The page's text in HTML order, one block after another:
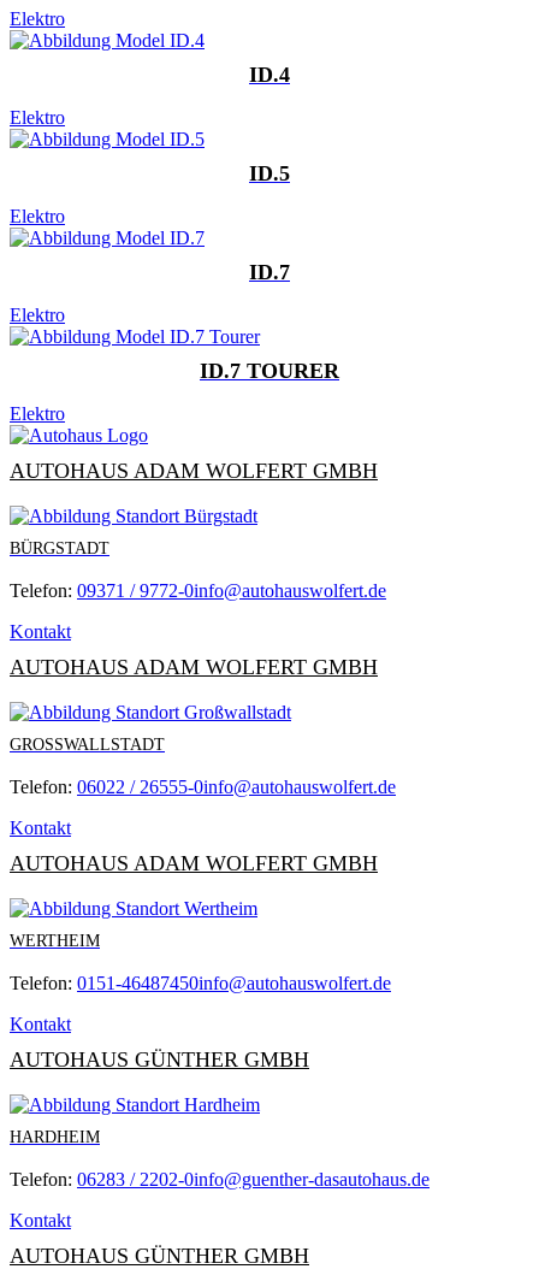
Elektro
ID.4
Elektro
ID.5
Elektro
ID.7
Elektro
ID.7 TOURER
Elektro
AUTOHAUS ADAM WOLFERT GMBH
BÜRGSTADT
Telefon: 09371 / 9772-0info@autohauswolfert.de
Kontakt
AUTOHAUS ADAM WOLFERT GMBH
GROSSWALLSTADT
Telefon: 06022 / 26555-0info@autohauswolfert.de
Kontakt
AUTOHAUS ADAM WOLFERT GMBH
WERTHEIM
Telefon: 0151-46487450info@autohauswolfert.de
Kontakt
AUTOHAUS GÜNTHER GMBH
HARDHEIM
Telefon: 06283 / 2202-0info@guenther-dasautohaus.de
Kontakt
AUTOHAUS GÜNTHER GMBH